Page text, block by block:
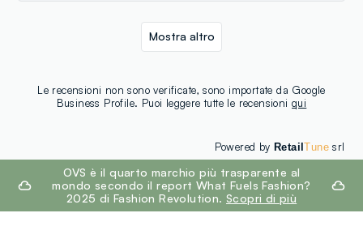
Le recensioni non sono verificate, sono importate da Google
Business Profile. Puoi leggere tutte le recensioniqui
Mostra altro
Powered by RetailTunesrl
footer.ariatitleOVS è il quarto marchio più trasparente al
mondo secondo il report What Fuels Fashion?
2025 di Fashion Revolution. Scopri di più